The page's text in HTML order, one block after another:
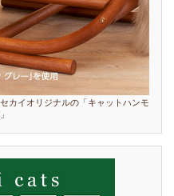
カイオリジナルの「キャットハンモ